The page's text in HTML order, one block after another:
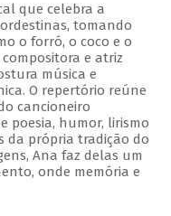
que celebra a
tomando
o forró, o coco e o
e atriz
música e
O repertório reúne
cancioneiro
poesia, humor, lirismo
da própria tradição do
Ana faz delas um
onde memória e